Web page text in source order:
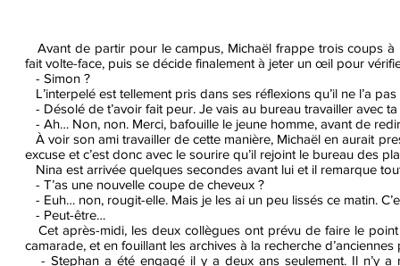
Avant de partir pour le campus, Michaël frappe trois coups à
fait volte-face, puis se décide finalement à jeter un œil pour
- Simon ?
L’interpelé est tellement pris dans ses réflexions qu’il ne l’a
- Désolé de t’avoir fait peur. Je vais au bureau travailler avec
- Ah… Non, non. Merci, bafouille le jeune homme, avant de
À voir son ami travailler de cette manière, Michaël en aurait
excuse et c’est donc avec le sourire qu’il rejoint le bureau des
Nina est arrivée quelques secondes avant lui et il remarque
- T’as une nouvelle coupe de cheveux ?
- Euh… non, rougit-elle. Mais je les ai un peu lissés ce matin.
- Peut-être…
Cet après-midi, les deux collègues ont prévu de faire le
camarade, et en fouillant les archives à la recherche d’anciennes
- Stephan a été engagé il y a deux ans seulement. Il n’y a